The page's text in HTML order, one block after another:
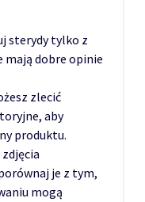
sterydy tylko z
mają dobre opinie
zlecić
aby
produktu.
je z tym,
mogą